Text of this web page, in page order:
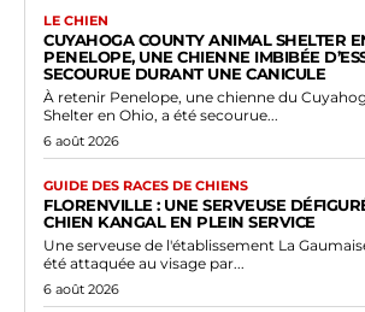
LE CHIEN
CUYAHOGA COUNTY ANIMAL SHELTER
PENELOPE, UNE CHIENNE IMBIBÉE
SECOURUE DURANT UNE CANICULE
À retenir Penelope, une chienne du Cuyahoga County Animal
Shelter en Ohio, a été secourue...
6 août 2026
GUIDE DES RACES DE CHIENS
FLORENVILLE : UNE SERVEUSE
CHIEN KANGAL EN PLEIN SERVICE
Une serveuse de l'établissement La
été attaquée au visage par...
6 août 2026